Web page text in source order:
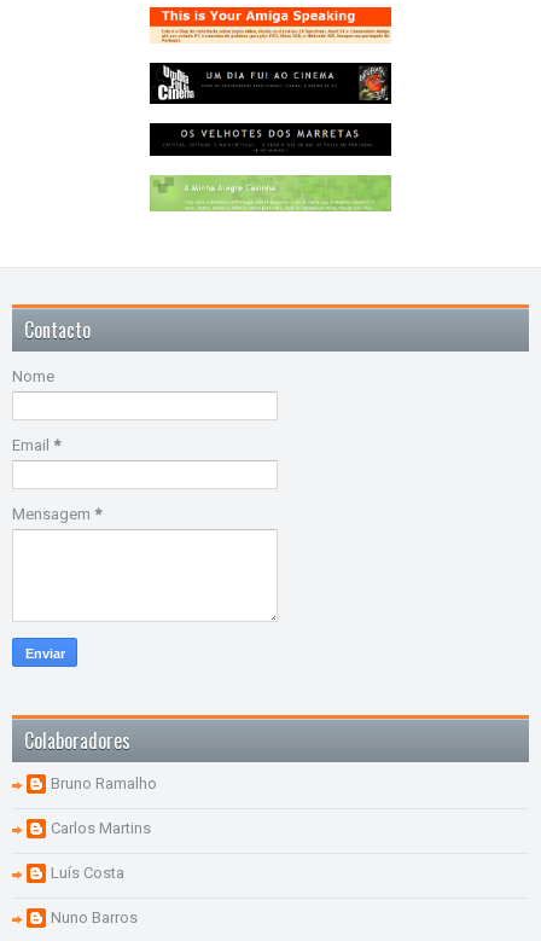
Contacto
Nome
Email *
Mensagem *
Colaboradores
Bruno Ramalho
Carlos Martins
Luís Costa
Nuno Barros